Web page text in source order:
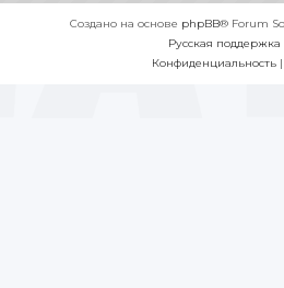
Создано на основе phpBB® Forum
Русская
Конфиденциальность |